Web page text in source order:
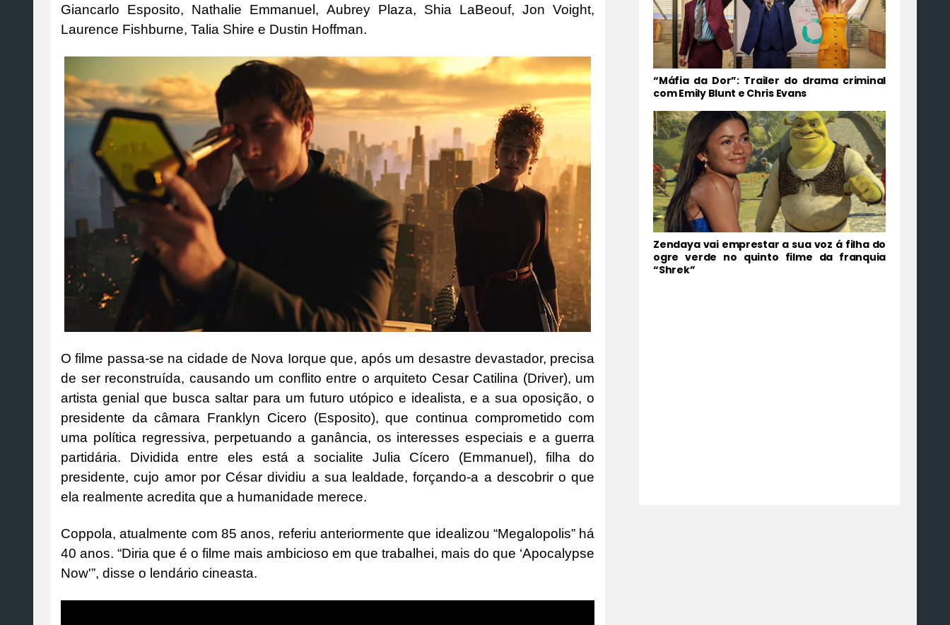
Giancarlo Esposito, Nathalie Emmanuel, Aubrey Plaza, Shia LaBeouf, Jon Voight,
Laurence Fishburne, Talia Shire e Dustin Hoffman.
O filme passa-se na cidade de Nova Iorque que, após um desastre devastador, precisa
de ser reconstruída, causando um conflito entre o arquiteto Cesar Catilina (Driver), um
artista genial que busca saltar para um futuro utópico e idealista, e a sua oposição, o
presidente da câmara Franklyn Cicero (Esposito), que continua comprometido com
uma política regressiva, perpetuando a ganância, os interesses especiais e a guerra
partidária. Dividida entre eles está a socialite Julia Cícero (Emmanuel), filha do
presidente, cujo amor por César dividiu a sua lealdade, forçando-a a descobrir o que
ela realmente acredita que a humanidade merece.
Coppola, atualmente com 85 anos, referiu anteriormente que idealizou “Megalopolis” há
40 anos. “Diria que é o filme mais ambicioso em que trabalhei, mais do que ‘Apocalypse
Now'”, disse o lendário cineasta.
“Máfia da Dor”: Trailer do drama criminal
com Emily Blunt e Chris Evans
Zendaya vai emprestar a sua voz á filha do
ogre verde no quinto filme da franquia
“Shrek”